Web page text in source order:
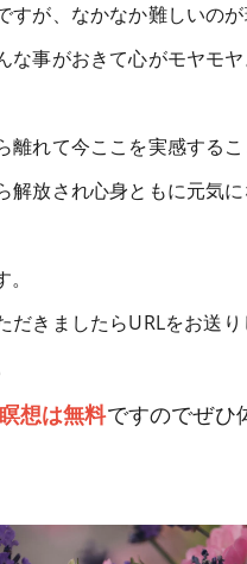
が、なかなか難しいのが
事がおきて心がモヤモヤ
れて今ここを実感するこ
放され心身ともに元気に
きましたらURLをお送り
想は無料ですのでぜひ